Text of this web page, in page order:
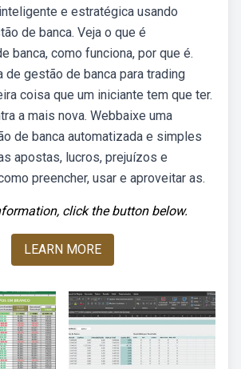
e estratégica usando
de banca. Veja o que é
banca, como funciona, por que é.
de gestão de banca para trading
coisa que um iniciante tem que ter.
a mais nova. Webbaixe uma
de banca automatizada e simples
apostas, lucros, prejuízos e
preencher, usar e aproveitar as.
click the button below.
LEARN MORE